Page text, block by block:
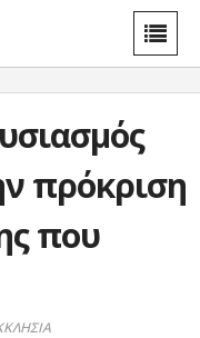
πρόκριση
που